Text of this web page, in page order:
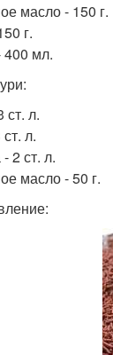
масло - 150 г.
г.
400 мл.
ст. л.
л.
2 ст. л.
масло - 50 г.